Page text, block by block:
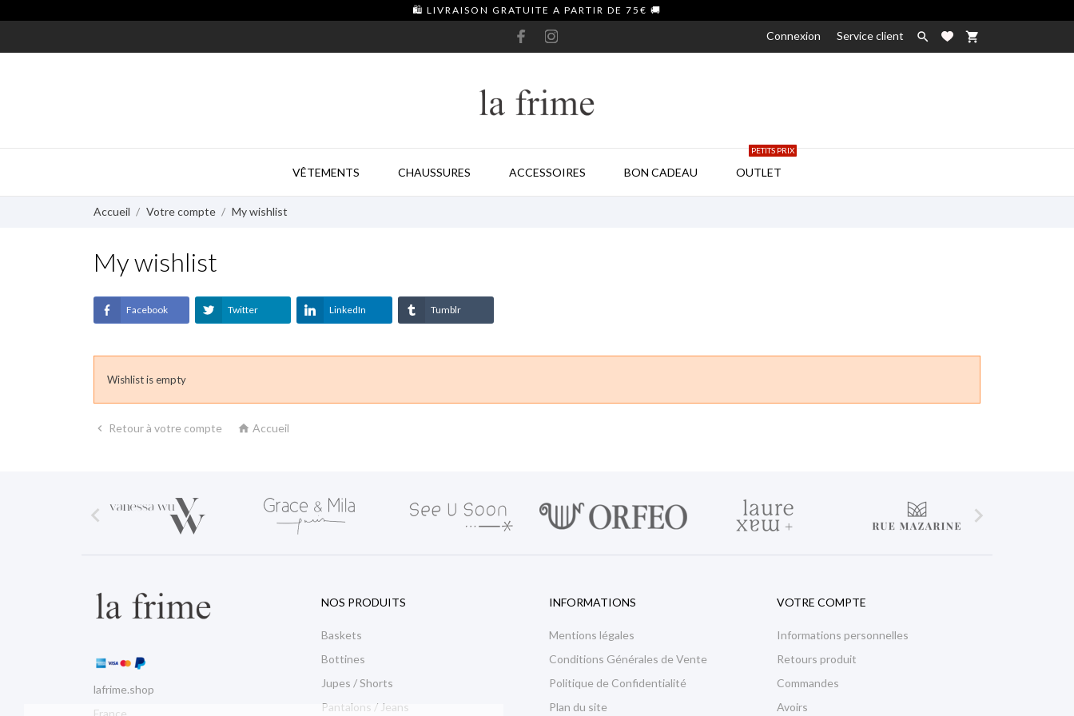
🛍️ LIVRAISON GRATUITE A PARTIR DE 75€ 🚚
Connexion Service client  shopping_cart
VÊTEMENTS CHAUSSURES ACCESSOIRES BON CADEAU OUTLET
PETITS PRIX
Accueil Votre compte My wishlist
My wishlist
Facebook Twitter LinkedIn Tumblr
Wishlist is empty
 Retour à votre compte  Accueil
 
lafrime.shop
France
NOS PRODUITS
Baskets
Bottines
Jupes / Shorts
Pantalons / Jeans
INFORMATIONS
Mentions légales
Conditions Générales de Vente
Politique de Confidentialité
Plan du site
VOTRE COMPTE
Informations personnelles
Retours produit
Commandes
Avoirs